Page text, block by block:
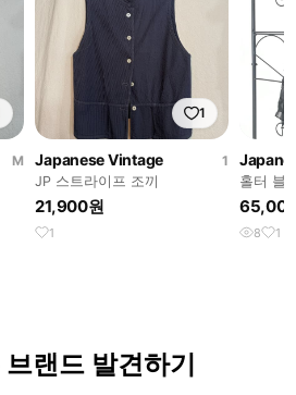
M
1
Japanese Vintage
1
JP 스트라이프 조끼
21,900원
1
홀터 블
8 1
랜드 발견하기